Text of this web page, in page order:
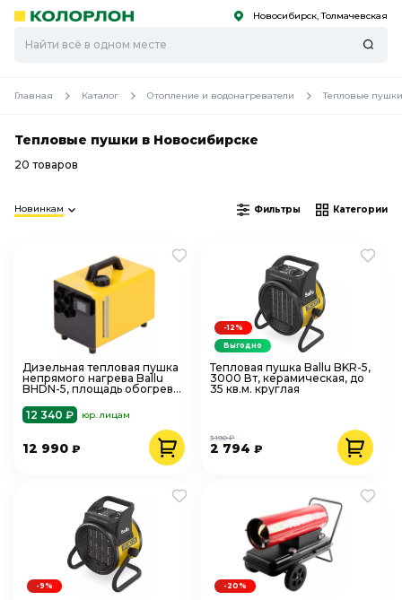
Скоро
Скоро Новосибирск, Толмачевская
Главная Каталог Отопление и водонагреватели Тепловые пушки
Тепловые пушки в Новосибирске
20 товаров
Новинкам Фильтры Категории
Дизельная тепловая пушка
непрямого нагрева Ballu
BHDN-5, площадь обогрева
12 340 ₽
юр. лицам
12 990 ₽
Тепловая пушка Ballu BKR-5,
3000 Вт, керамическая, до
35 кв.м. круглая
2 794₽
3 190 ₽
-12%
Выгодно
-9% -20%